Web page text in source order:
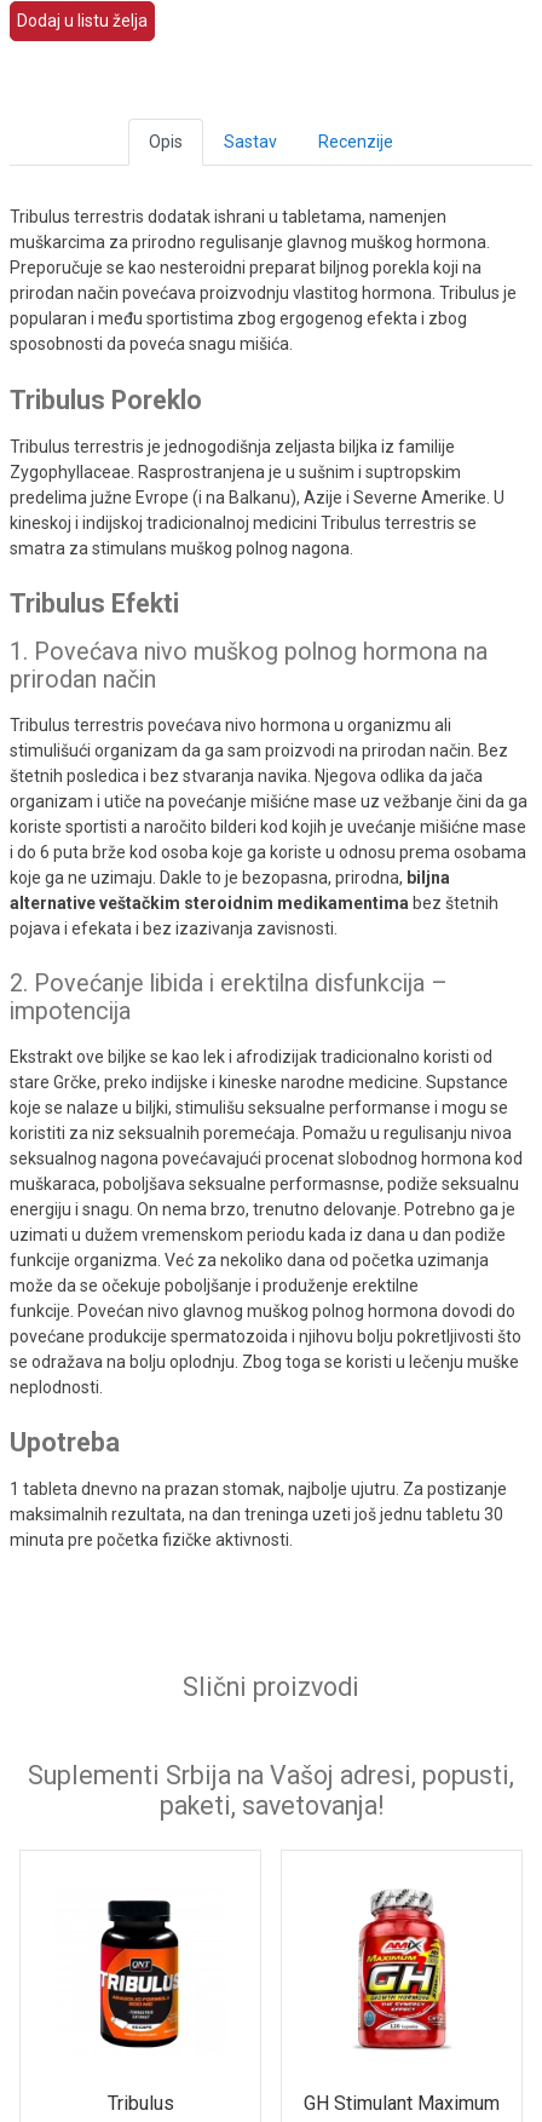
Dodaj u listu želja
Opis Sastav Recenzije
Tribulus terrestris dodatak ishrani u tabletama, namenjen
muškarcima za prirodno regulisanje glavnog muškog hormona.
Preporučuje se kao nesteroidni preparat biljnog porekla koji na
prirodan način povećava proizvodnju vlastitog hormona. Tribulus je
popularan i među sportistima zbog ergogenog efekta i zbog
sposobnosti da poveća snagu mišića.
Tribulus Poreklo
Tribulus terrestris je jednogodišnja zeljasta biljka iz familije
Zygophyllaceae. Rasprostranjena je u sušnim i suptropskim
predelima južne Evrope (i na Balkanu), Azije i Severne Amerike. U
kineskoj i indijskoj tradicionalnoj medicini Tribulus terrestris se
smatra za stimulans muškog polnog nagona.
Tribulus Efekti
1. Povećava nivo muškog polnog hormona na
prirodan način
Tribulus terrestris povećava nivo hormona u organizmu ali
stimulišući organizam da ga sam proizvodi na prirodan način. Bez
štetnih posledica i bez stvaranja navika. Njegova odlika da jača
organizam i utiče na povećanje mišićne mase uz vežbanje čini da ga
koriste sportisti a naročito bilderi kod kojih je uvećanje mišićne mase
i do 6 puta brže kod osoba koje ga koriste u odnosu prema osobama
koje ga ne uzimaju. Dakle to je bezopasna, prirodna, biljna
alternative veštačkim steroidnim medikamentima bez štetnih
pojava i efekata i bez izazivanja zavisnosti.
2. Povećanje libida i erektilna disfunkcija –
impotencija
Ekstrakt ove biljke se kao lek i afrodizijak tradicionalno koristi od
stare Grčke, preko indijske i kineske narodne medicine. Supstance
koje se nalaze u biljki, stimulišu seksualne performanse i mogu se
koristiti za niz seksualnih poremećaja. Pomažu u regulisanju nivoa
seksualnog nagona povećavajući procenat slobodnog hormona kod
muškaraca, poboljšava seksualne performasnse, podiže seksualnu
energiju i snagu. On nema brzo, trenutno delovanje. Potrebno ga je
uzimati u dužem vremenskom periodu kada iz dana u dan podiže
funkcije organizma. Već za nekoliko dana od početka uzimanja
može da se očekuje poboljšanje i produženje erektilne
funkcije. Povećan nivo glavnog muškog polnog hormona dovodi do
povećane produkcije spermatozoida i njihovu bolju pokretljivosti što
se odražava na bolju oplodnju. Zbog toga se koristi u lečenju muške
neplodnosti.
Upotreba
1 tableta dnevno na prazan stomak, najbolje ujutru. Za postizanje
maksimalnih rezultata, na dan treninga uzeti još jednu tabletu 30
minuta pre početka fizičke aktivnosti.
Slični proizvodi
Suplementi Srbija na Vašoj adresi, popusti,
paketi, savetovanja!
Tribulus GH Stimulant Maximum